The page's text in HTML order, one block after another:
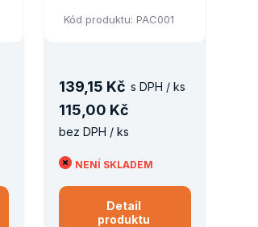
Kód produktu: PAC001
139 15 Kč s DPH / ks
115 00 Kč
bez DPH / ks
NENÍ SKLADEM
Detail
produktu